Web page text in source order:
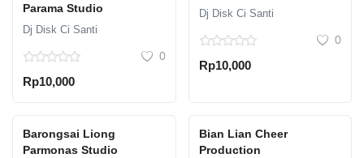
Parama Studio
Dj Disk Ci Santi
0
Rp10,000
Dj Disk Ci Santi
0
Rp10,000
Barongsai Liong
Parmonas Studio
Bian Lian Cheer
Production